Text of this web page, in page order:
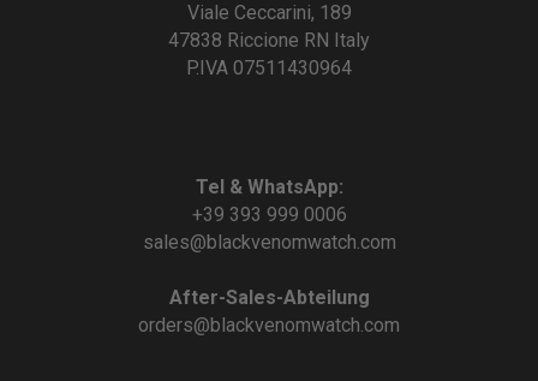
Viale Ceccarini, 189
47838 Riccione RN Italy
P.IVA 07511430964
Tel & WhatsApp:
+39 393 999 0006
sales@blackvenomwatch.com
After-Sales-Abteilung
orders@blackvenomwatch.com